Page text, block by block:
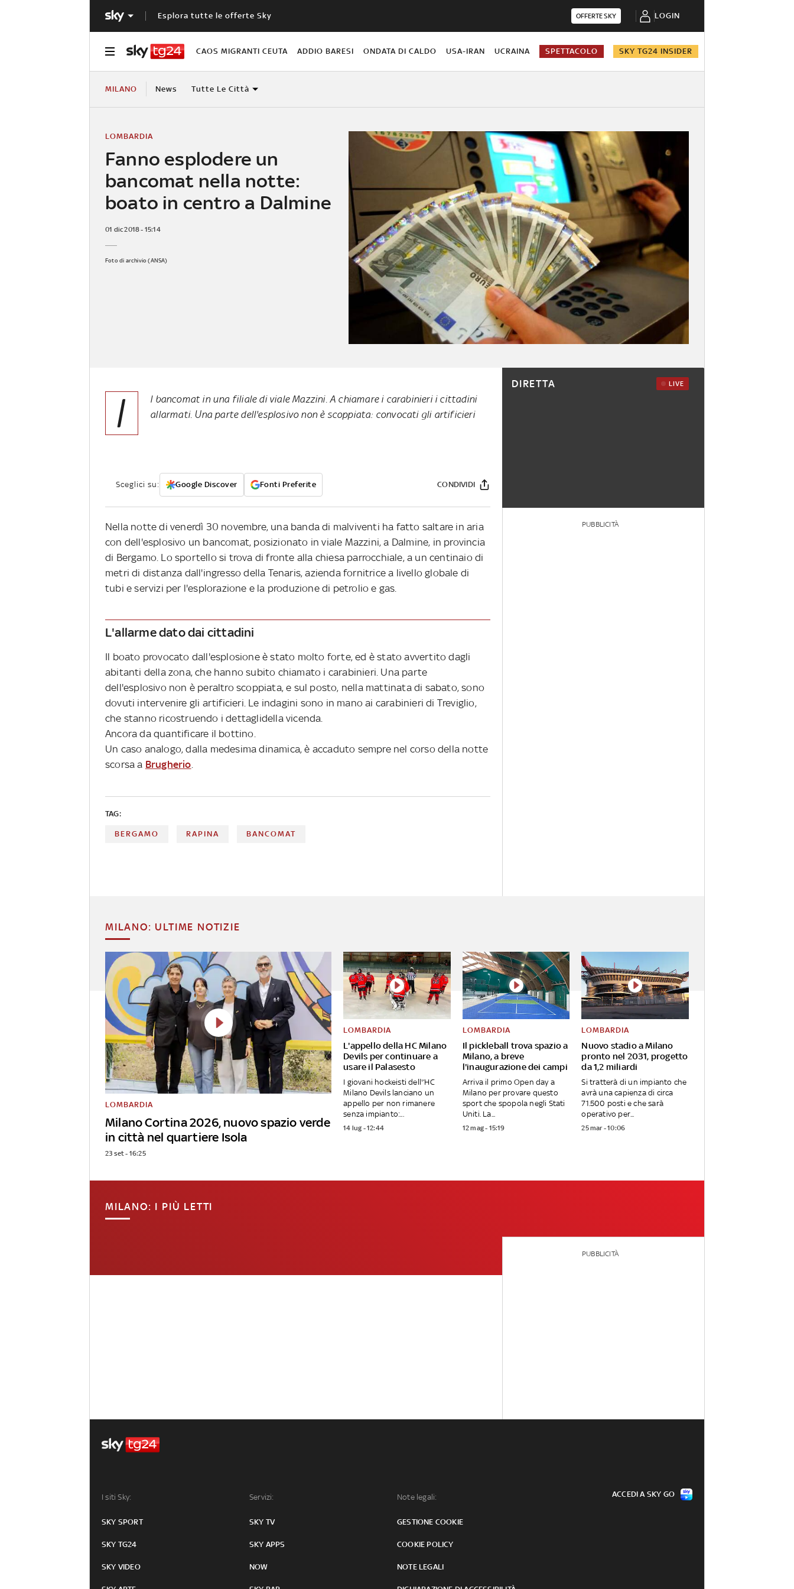
Esplora tutte le offerte Sky OFFERTE SKY LOGIN
CAOS MIGRANTI CEUTA ADDIO BARESI ONDATA DI CALDO USA-IRAN UCRAINA SPETTACOLO SKY TG24 INSIDER
MILANO News Tutte Le Città
Fanno esplodere un
bancomat nella notte:
boato in centro a Dalmine
LOMBARDIA
01 dic 2018 - 15:14
Foto di archivio (ANSA)
I
l bancomat in una filiale di viale Mazzini. A chiamare i carabinieri i cittadini
allarmati. Una parte dell'esplosivo non è scoppiata: convocati gli artificieri
Sceglici su: Google Discover Fonti Preferite CONDIVIDI
Nella notte di venerdì 30 novembre, una banda di malviventi ha fatto saltare in aria
con dell'esplosivo un bancomat, posizionato in viale Mazzini, a Dalmine, in provincia
di Bergamo. Lo sportello si trova di fronte alla chiesa parrocchiale, a un centinaio di
metri di distanza dall'ingresso della Tenaris, azienda fornitrice a livello globale di
tubi e servizi per l'esplorazione e la produzione di petrolio e gas.
L'allarme dato dai cittadini
Il boato provocato dall'esplosione è stato molto forte, ed è stato avvertito dagli
abitanti della zona, che hanno subito chiamato i carabinieri. Una parte
dell'esplosivo non è peraltro scoppiata, e sul posto, nella mattinata di sabato, sono
dovuti intervenire gli artificieri. Le indagini sono in mano ai carabinieri di Treviglio,
che stanno ricostruendo i dettaglidella vicenda.
Ancora da quantificare il bottino.
Un caso analogo, dalla medesima dinamica, è accaduto sempre nel corso della notte
scorsa a Brugherio.
TAG:
BERGAMO RAPINA BANCOMAT
DIRETTA LIVE
PUBBLICITÀ
MILANO: ULTIME NOTIZIE
Milano Cortina 2026, nuovo spazio verde
in città nel quartiere Isola
LOMBARDIA
23 set - 16:25
L'appello della HC Milano
Devils per continuare a
usare il Palasesto
LOMBARDIA
I giovani hockeisti dell'’HC
Milano Devils lanciano un
appello per non rimanere
senza impianto:...
14 lug - 12:44
Il pickleball trova spazio a
Milano, a breve
l'inaugurazione dei campi
LOMBARDIA
Arriva il primo Open day a
Milano per provare questo
sport che spopola negli Stati
Uniti. La...
12 mag - 15:19
Nuovo stadio a Milano
pronto nel 2031, progetto
da 1,2 miliardi
LOMBARDIA
Si tratterà di un impianto che
avrà una capienza di circa
71.500 posti e che sarà
operativo per...
25 mar - 10:06
MILANO: I PIÙ LETTI
PUBBLICITÀ
I siti Sky:
SKY SPORT
SKY TG24
SKY VIDEO
Servizi:
SKY TV
SKY APPS
NOW
Note legali:
GESTIONE COOKIE
COOKIE POLICY
NOTE LEGALI
ACCEDI A SKY GO